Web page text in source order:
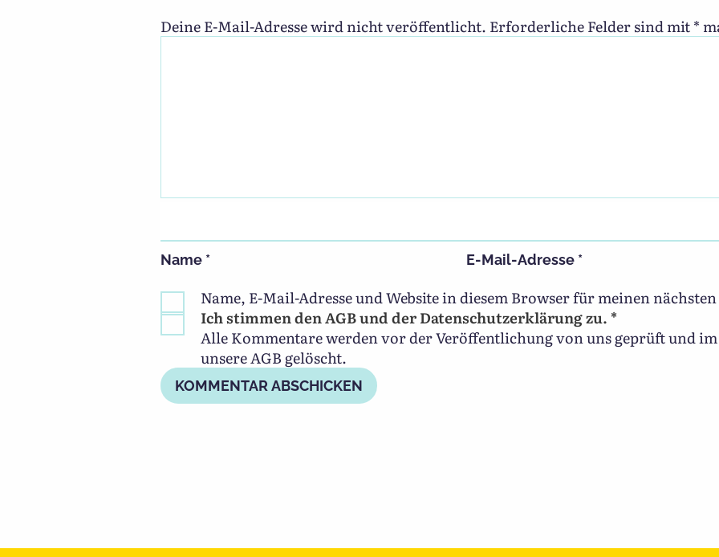
Deine E-Mail-Adresse wird nicht veröffentlicht. Erforderliche Felder sind mit*
Name * E-Mail-Adresse *
Name, E-Mail-Adresse und Website in diesem Browser für meinen
Ich stimmen den AGB und der Datenschutzerklärung zu. *
Alle Kommentare werden vor der Veröffentlichung von uns geprüft und im
unsere AGB gelöscht.